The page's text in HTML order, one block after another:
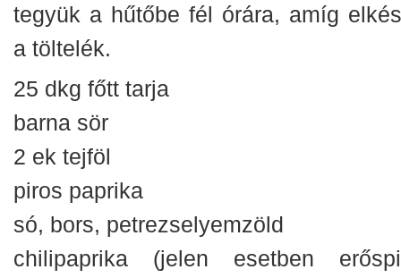
tegyük a hűtőbe fél órára, amíg
a töltelék.
25 dkg főtt tarja
barna sör
2 ek tejföl
piros paprika
só, bors, petrezselyemzöld
chilipaprika (jelen esetben